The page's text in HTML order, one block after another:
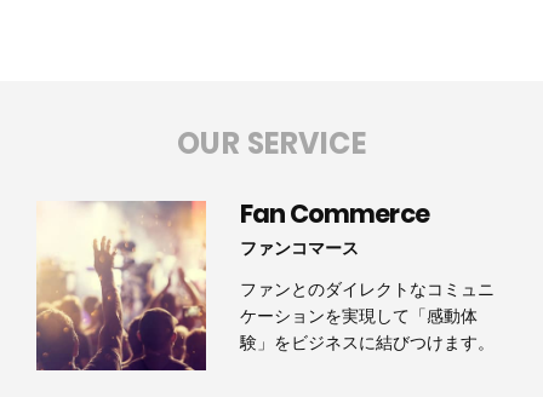
OUR SERVICE
Fan Commerce
ファンコマース
ファンとのダイレクトなコミュニ
ケーションを実現して「感動体
験」をビジネスに結びつけます。